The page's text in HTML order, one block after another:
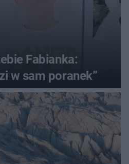
Fabianka:
w sam poranek”